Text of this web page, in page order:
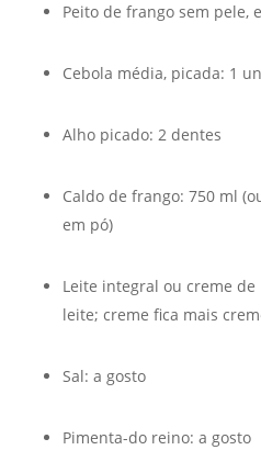
Peito de frango sem pele,
Cebola média, picada: 1
Alho picado: 2 dentes
Caldo de frango: 750 ml
em pó)
Leite integral ou creme
leite; creme fica mais
Sal: a gosto
Pimenta-do reino: a gosto